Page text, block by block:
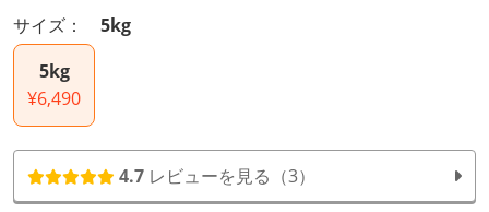
サイズ： 5kg
5kg
¥6,490
4.7 レビューを見る（3）